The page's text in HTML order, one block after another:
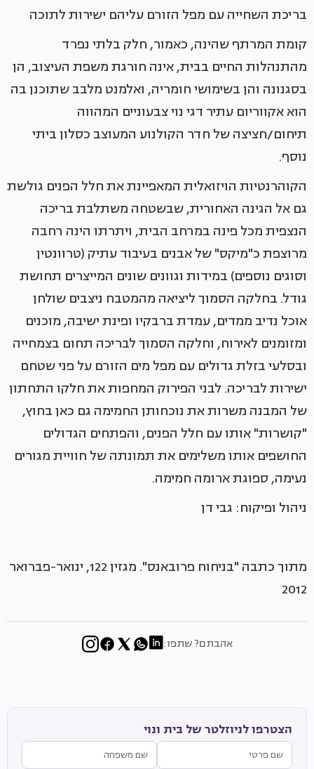
בריכת השחייה עם מפל הזורם עליהם ישירות לתוכה
קומת המרתף שהינה, כאמור, חלק בלתי נפרד
מהתנהלות החיים בבית, אינה חורגת משפת העיצוב, הן
בסגנונה והן בשימושי חומריה, ואלמנט מלבב שתוכנן בה
הוא אקווריום עתיר דגי נוי צבעוניים המהווה
תיחום/חציצה של חדר הקולנוע המעוצב כסלון ביתי
נוסף.
הקוהרנטיות הויזואלית המאפיינת את חלל הפנים גולשת
גם אל הגינה האחורית, שבשטחה משתלבת בריכה
הנצפית מכל פינה במרחב הבית, ויתרתו הינה רחבה
מרוצפת כ"מיקס" של אבנים בעיבוד עתיק (טרוונטין
וסוגים נוספים) במידות וגוונים שונים המייצרים תחושת
גודל. בחלקה הסמוך ליציאה מהמטבח ניצבים שולחן
אוכל נדיב ממדים, עמדת ברבקיו ופינת ישיבה, מוכנים
ומזומנים לאירוח, וחלקה הסמוך לבריכה תחום בצמחייה
ובסלעי בזלת גדולים עם מפל מים הזורם על פני שטחם
ישירות לבריכה. לבני הפירוק המחפות את חלקו התחתון
של המבנה משרות את נוכחותן החמימה גם כאן בחוץ,
"קושרות" אותו עם חלל הפנים, והפתחים הגדולים
החושפים אותו משלימים את תמונתה של חוויית מגורים
נעימה, ספוגת ארומה חמימה.
ניהול ופיקוח: גבי דן
מתוך כתבה "בניחוח פרובאנס". מגזין 122, ינואר-פברואר
2012
אהבתם? שתפו:
הצטרפו לניוזלטר של בית ונוי